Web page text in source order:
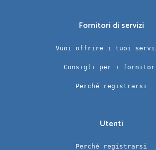
Fornitori di servizi
Vuoi offrire i tuoi
Consigli per i
Perché registrarsi
Utenti
Perché registrarsi